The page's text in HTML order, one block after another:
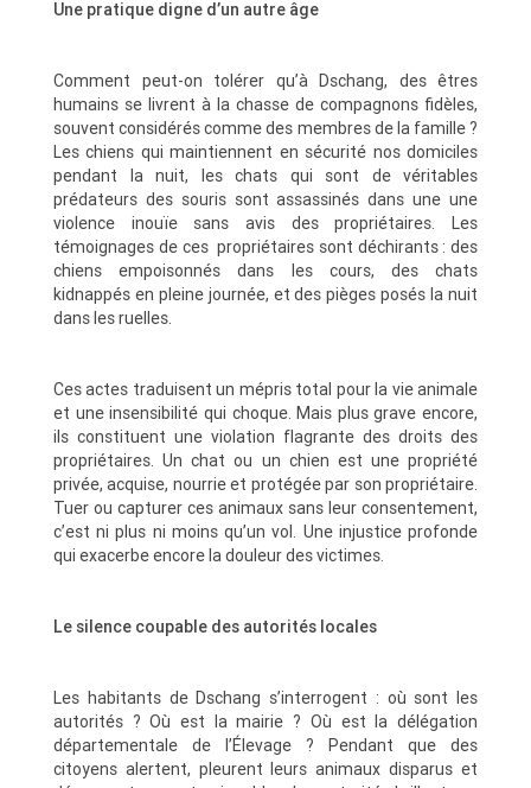
Une pratique digne d’un autre âge
Comment peut-on tolérer qu’à Dschang, des êtres
humains se livrent à la chasse de compagnons fidèles,
souvent considérés comme des membres de la famille ?
Les chiens qui maintiennent en sécurité nos domiciles
pendant la nuit, les chats qui sont de véritables
prédateurs des souris sont assassinés dans une une
violence inouïe sans avis des propriétaires. Les
témoignages de ces propriétaires sont déchirants : des
chiens empoisonnés dans les cours, des chats
kidnappés en pleine journée, et des pièges posés la nuit
dans les ruelles.
Ces actes traduisent un mépris total pour la vie animale
et une insensibilité qui choque. Mais plus grave encore,
ils constituent une violation flagrante des droits des
propriétaires. Un chat ou un chien est une propriété
privée, acquise, nourrie et protégée par son propriétaire.
Tuer ou capturer ces animaux sans leur consentement,
c’est ni plus ni moins qu’un vol. Une injustice profonde
qui exacerbe encore la douleur des victimes.
Le silence coupable des autorités locales
Les habitants de Dschang s’interrogent : où sont les
autorités ? Où est la mairie ? Où est la délégation
départementale de l’Élevage ? Pendant que des
citoyens alertent, pleurent leurs animaux disparus et